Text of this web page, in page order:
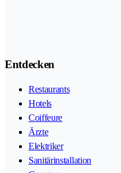
Entdecken
Restaurants
Hotels
Coiffeure
Ärzte
Elektriker
Sanitärinstallation